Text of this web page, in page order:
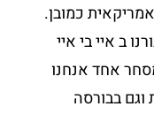
כמובן.
ב איי בי איי
אחד אנחנו
וגם בבורסה